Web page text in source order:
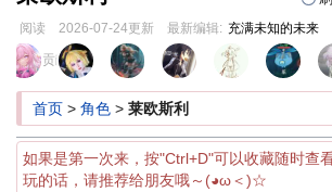
阅读 2026-07-24更新 最新编辑: 充满未知的未来
跳
到
导
跳
到
搜
页面贡献者 :
首页 > 角色 > 莱欧斯利
如果是第一次来，按"Ctrl+D"可以收藏随时查
玩的话，请推荐给朋友哦～(◕ω＜)☆